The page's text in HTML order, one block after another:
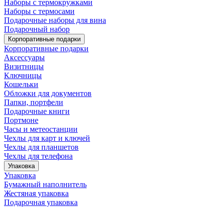
Наборы с термокружками
Наборы с термосами
Подарочные наборы для вина
Подарочный набор
Корпоративные подарки
Корпоративные подарки
Аксессуары
Визитницы
Ключницы
Кошельки
Обложки для документов
Папки, портфели
Подарочные книги
Портмоне
Часы и метеостанции
Чехлы для карт и ключей
Чехлы для планшетов
Чехлы для телефона
Упаковка
Упаковка
Бумажный наполнитель
Жестяная упаковка
Подарочная упаковка